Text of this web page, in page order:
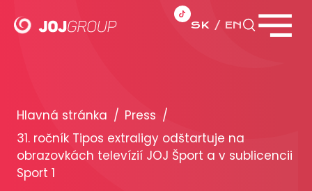
SK EN
Brandy
Produkty
PRODUKCIA
Hlavná stránka / Press /
31. ročník Tipos extraligy odštartuje na
obrazovkách televízií JOJ Šport a v sublicencii
Sport 1